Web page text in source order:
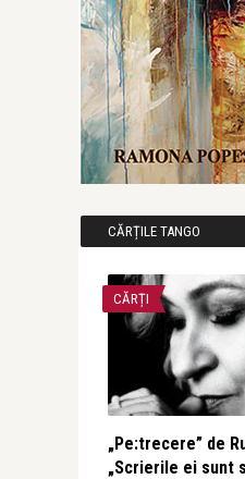
CĂRȚILE TANGO
CĂRȚI
„Pe:trecere” de
„Scrierile ei sunt